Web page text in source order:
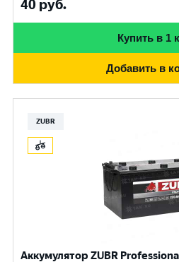
40 руб.
Купить в 1
Добавить в
ZUBR
Аккумулятор ZUBR